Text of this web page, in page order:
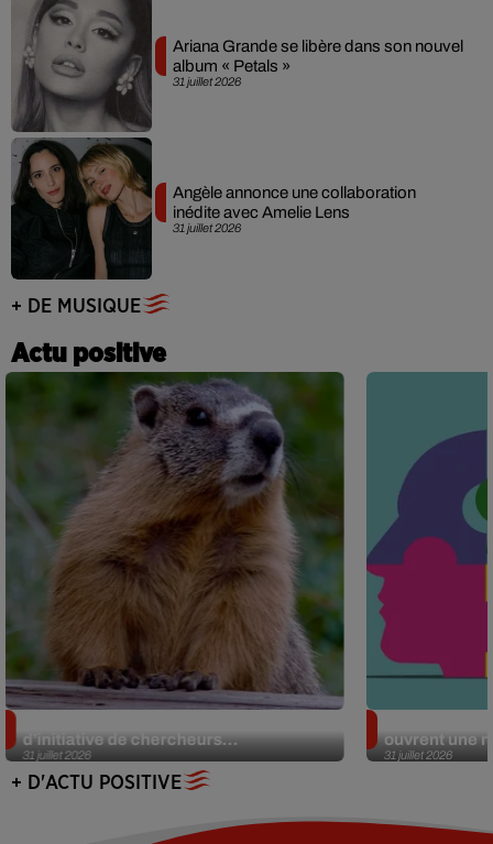
31 juillet 2026
Ariana Grande se libère dans son nouvel
album « Petals »
31 juillet 2026
Angèle annonce une collaboration
inédite avec Amelie Lens
+ DE MUSIQUE
Actu positive
31 juillet 2026
d’initiative de chercheurs...
31 juillet 2026
ouvrent une
+ D'ACTU POSITIVE